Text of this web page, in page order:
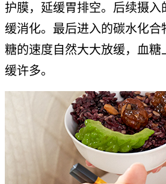
护膜，延缓胃排空。后续摄入
缓消化。最后进入的碳水化合
糖的速度自然大大放缓，血糖
缓许多。